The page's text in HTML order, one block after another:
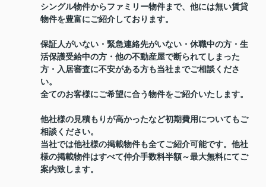
シングル物件からファミリー物件まで、他には無い賃貸
物件を豊富にご紹介しております。
保証人がいない・緊急連絡先がいない・休職中の方・生
活保護受給中の方・他の不動産屋で断られてしまった
方・入居審査に不安がある方も当社までご相談くださ
い。
全てのお客様にご希望に合う物件をご紹介いたします。
他社様の見積もりが高かったなど初期費用についてもご
相談ください。
当社では他社様の掲載物件も全てご紹介可能です。他社
様の掲載物件はすべて仲介手数料半額～最大無料にてご
案内致します。